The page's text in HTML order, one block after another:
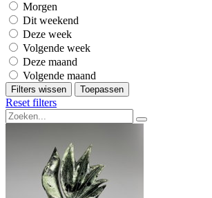
Morgen
Dit weekend
Deze week
Volgende week
Deze maand
Volgende maand
Filters wissen Toepassen
Reset filters